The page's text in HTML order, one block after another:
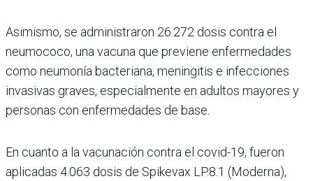
Asimismo, se administra­ron 26.272 dosis contra el
neumococo, una vacuna que previene enfermedades
como neumonía bacteriana, menin­gitis e infecciones
invasivas graves, especialmente en adultos mayores y
personas con enfermedades de base.
En cuanto a la vacunación contra el covid-19, fueron
aplicadas 4.063 dosis de Spikevax LP.8.1 (Moderna),